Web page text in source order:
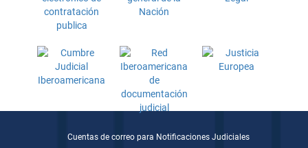
Cuentas de correo para Notificaciones Judiciales